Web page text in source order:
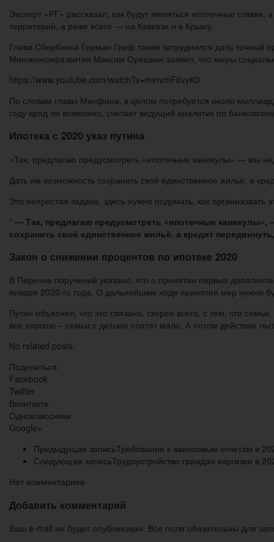
Эксперт «РГ» рассказал, как будут меняться ипотечные
территорий, а реже всего — на Кавказе и в Крыму.
Глава Сбербанка Герман Греф также затруднился дать точный
Минэкономразвития Максим Орешкин заявил, что меры
https://www.youtube.com/watch?v=minvmF6vyK0
По словам главы Минфина, в целом потребуется около
году вряд ли возможно, считает ведущий аналитик по
Ипотека с 2020 указ путина
«Так, предлагаю предусмотреть «ипотечные каникулы» — мы
Дать им возможность сохранить своё единственное жильё, а
Это непростая задача, здесь нужно подумать, как
” — Так, предлагаю предусмотреть «ипотечные
сохранить своё единственное жильё, а кредит
Закон о снижении процентов по ипотеке 2020
В Перечне поручений указано, что о принятии первых
января 2020-го года. О дальнейшем ходе принятия мер нужно
Путин объяснил, что это связано, скорее всего, с тем, что
все хорошо – семьи с детьми платят мало. А потом действие
No related posts.
Поделиться:
Facebook
Twitter
Вконтакте
Одноклассники
Google+
Предыдущая записьТребования к авансовым отчетам в
Следующая записьТрудоустройство граждан киргизии в
Нет комментариев
Добавить комментарий
Ваш e-mail не будет опубликован. Все поля обязательны для